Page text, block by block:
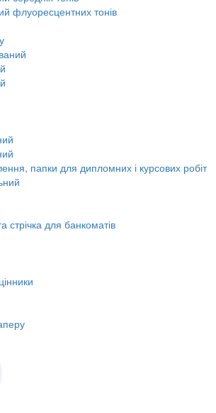
флуоресцентних тонів
папки для дипломних і курсових робіт
стрічка для банкоматів